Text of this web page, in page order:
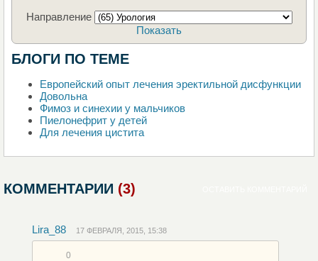
Направление
Показать
БЛОГИ ПО ТЕМЕ
Европейский опыт лечения эректильной дисфункции
Довольна
Фимоз и синехии у мальчиков
Пиелонефрит у детей
Для лечения цистита
КОММЕНТАРИИ (3)
Lira_88 17 ФЕВРАЛЯ, 2015, 15:38
0